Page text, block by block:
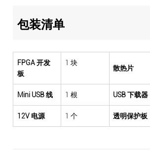
包装清单
FPGA 开发
板
1 块
散热片
Mini USB 线 1 根 USB 下载器
12V 电源 1 个 透明保护板